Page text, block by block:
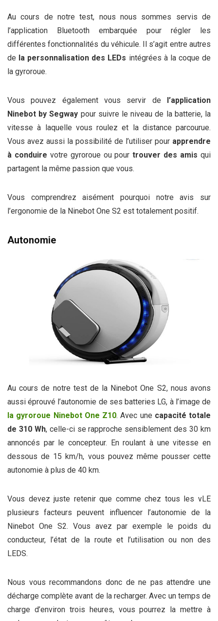
Au cours de notre test, nous nous sommes servis de
l’application Bluetooth embarquée pour régler les
différentes fonctionnalités du véhicule. Il s’agit entre autres
de la personnalisation des LEDs intégrées à la coque de
la gyroroue.
Vous pouvez également vous servir de
l’application
Ninebot by Segway pour suivre le niveau de la batterie, la
vitesse à laquelle vous roulez et la distance parcourue.
Vous avez aussi la possibilité de l’utiliser pour apprendre
à conduire votre gyroroue ou pourtrouver des amis qui
partagent la même passion que vous.
Vous comprendrez aisément pourquoi notre avis sur
l’ergonomie de la Ninebot One S2 est totalement positif.
Autonomie
Au cours de notre test de la Ninebot One S2, nous avons
aussi éprouvé l’autonomie de ses batteries LG, à l’image de
la gyroroue Ninebot One Z10. Avec une capacité totale
de 310 Wh, celle-ci se rapproche sensiblement des 30 km
annoncés par le concepteur. En roulant à une vitesse en
dessous de 15 km/h, vous pouvez même pousser cette
autonomie à plus de 40 km.
Vous devez juste retenir que comme chez tous les vLE
plusieurs facteurs peuvent influencer l’autonomie de la
Ninebot One S2. Vous avez par exemple le poids du
conducteur, l’état de la route et l’utilisation ou non des
LEDS.
Nous vous recommandons donc de ne pas attendre une
décharge complète avant de la recharger. Avec un temps de
charge d’environ trois heures, vous pourrez la mettre à